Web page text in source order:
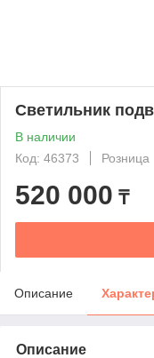
Светильник
В наличии
Код: 46373
Розница
520 000 ₸
Описание
Описание